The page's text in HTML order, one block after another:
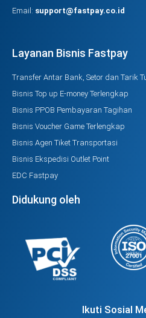
Email: support@fastpay.co.id
Layanan Bisnis Fastpay
Transfer Antar Bank, Setor dan Tarik
Bisnis Top up E-money Terlengkap
Bisnis PPOB Pembayaran Tagihan
Bisnis Voucher Game Terlengkap
Bisnis Agen Tiket Transportasi
Bisnis Ekspedisi Outlet Point
EDC Fastpay
Didukung oleh
Ikuti Sosial